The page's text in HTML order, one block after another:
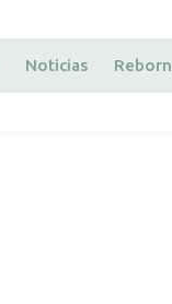
Noticias Reborn